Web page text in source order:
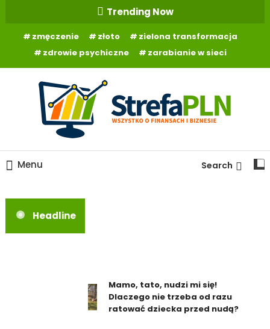
Content
Trending Now
zmęczenie złoto
zielona transformacja
zdrowie psychiczne
zarabianie w sieci
StrefaPLN.pl
Menu Search
Headline
Mamo, tato, nudzi mi się!
Dlaczego nie trzeba od razu
ratować dziecka przed nudą?